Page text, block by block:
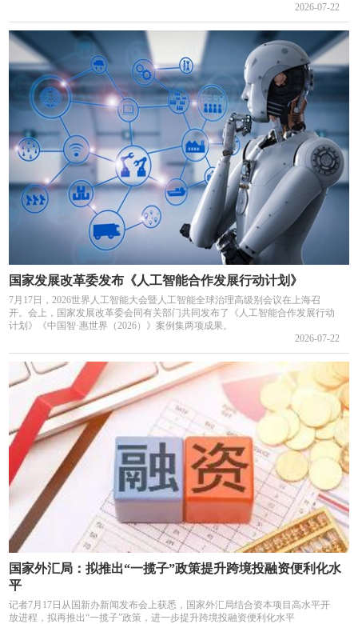
2026-07-22
国家发展改革委发布《人工智能合作发展行动计划》
7月17日，2026世界人工智能大会暨人工智能全球治理高级别会议在上海召
开。会上，国家发展改革委会同有关部门共同发布了《人工智能合作发展行动
计划》《中国智·惠世界（2026）》案例集两项成果。
2026-07-22
国家外汇局：拟推出“一揽子”政策提升跨境投融资便利化水
平
记者7月17日从国新办新闻发布会上获悉，国家外汇局结合资本项目高水平开
放进程，拟再推出“一揽子”政策，进一步提升跨境投融资便利化水平